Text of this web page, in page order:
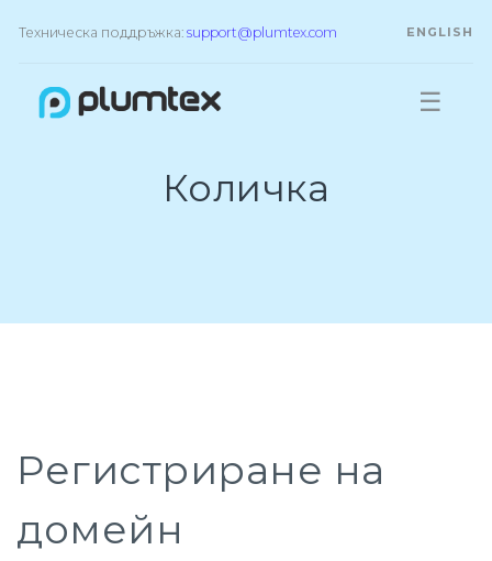
Техническа поддръжка: support@plumtex.com ENGLISH
☰
Количка
Регистриране на
домейн